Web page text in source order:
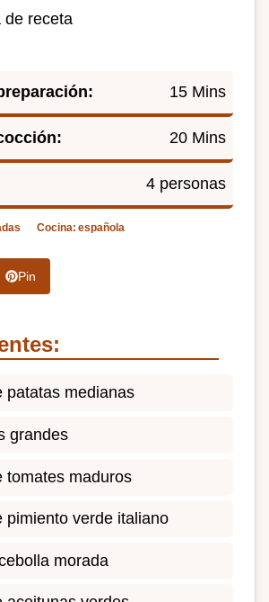
de receta
15 Mins
20 Mins
4 personas
Cocina: española
Pin
patatas medianas
grandes
tomates maduros
pimiento verde italiano
morada